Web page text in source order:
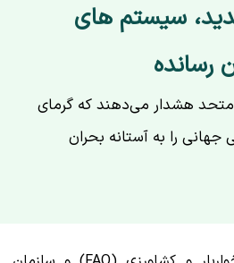
سیستم های
رسانده
هشدار می‌دهند که گرمای
را به آستانه بحران